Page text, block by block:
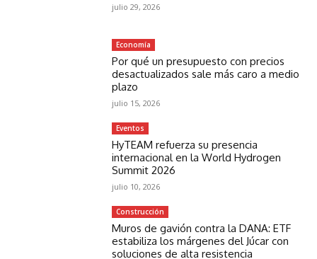
julio 29, 2026
Economía
Por qué un presupuesto con precios
desactualizados sale más caro a medio
plazo
julio 15, 2026
Eventos
HyTEAM refuerza su presencia
internacional en la World Hydrogen
Summit 2026
julio 10, 2026
Construcción
Muros de gavión contra la DANA: ETF
estabiliza los márgenes del Júcar con
soluciones de alta resistencia